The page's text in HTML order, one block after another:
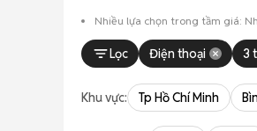
Nhiều lựa chọn trong tầm giá:
Chủ động kiểm tra máy: Dễ
Lọc
Điện thoại 3
Khu vực: Tp Hồ Chí Minh